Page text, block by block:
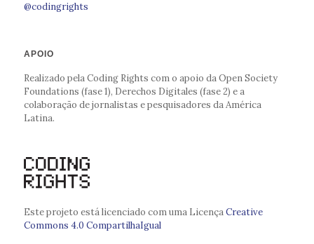
@codingrights
APOIO
Realizado pela Coding Rights com o apoio da Open Society
Foundations (fase 1), Derechos Digitales (fase 2) e a
colaboração de jornalistas e pesquisadores da América
Latina.
Este projeto está licenciado com uma LicençaCreative
Commons 4.0 CompartilhaIgual